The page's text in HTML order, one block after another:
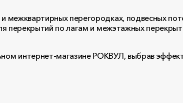
перегородках, подвесных
перекрытий по лагам и межэтажных
интернет-магазине РОКВУЛ, выбрав